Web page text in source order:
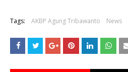
Tags: AKBP Agung Tribawanto News